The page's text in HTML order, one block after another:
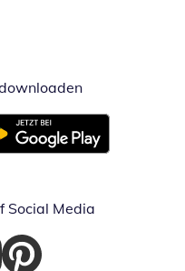
Öffnet in
in neuem Fenster
Social Media